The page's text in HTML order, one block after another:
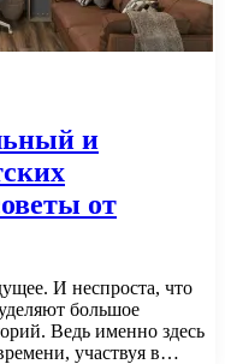
и
от
И неспроста, что
большое
Ведь именно здесь
участвуя в…